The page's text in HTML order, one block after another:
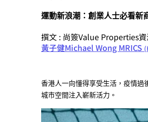
運動新浪潮：創業人士必看新
撰文 : 尚簽Value Properties
黃子健Michael Wong MRICS
香港人一向懂得享受生活，疫情過
城市空間注入嶄新活力。